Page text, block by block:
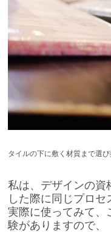
タイルの下に敷く材質まで選び
私は、デザインの資
した際に同じプロセ
実際に使ってみて、
験がありますので、